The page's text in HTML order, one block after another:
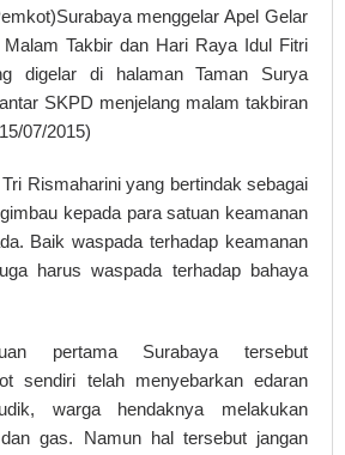
menggelar Apel Gelar
Takbir dan Hari Raya Idul Fitri
digelar di halaman Taman Surya
SKPD menjelang malam takbiran
07/2015)
Rismaharini yang bertindak sebagai
kepada para satuan keamanan
Baik waspada terhadap keamanan
harus waspada terhadap bahaya
pertama Surabaya tersebut
sendiri telah menyebarkan edaran
warga hendaknya melakukan
gas. Namun hal tersebut jangan